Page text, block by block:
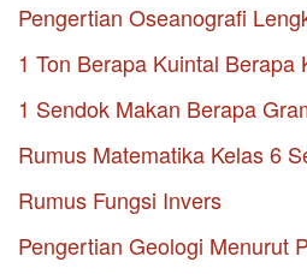
Pengertian Oseanografi
1 Ton Berapa Kuintal Berapa
1 Sendok Makan Berapa
Rumus Matematika Kelas 6
Rumus Fungsi Invers
Pengertian Geologi Menurut